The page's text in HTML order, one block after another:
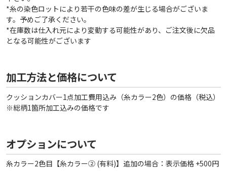
*糸の染色ロットにより若干の色味の差が生じる場合がございま
す。予めご了承ください。
*在庫数は仕入れ元により変動する可能性があり、ご注文後に欠品
となる可能性がございます
加工方法と価格について
クッションカバー1点加工費用込み（糸カラー2色）の価格（税込）
※総柄1箇所加工込みの価格です
オプションについて
糸カラー2色目【糸カラー② (有料)】追加の場合：表示価格 +500円